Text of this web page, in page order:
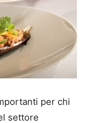
per chi
settore